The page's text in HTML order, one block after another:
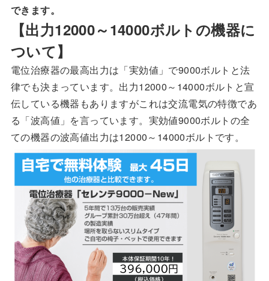
できます。
【出力12000～14000ボルトの機器に
ついて】
電位治療器の最高出力は「実効値」で9000ボルトと法
律でも決まっています。出力12000～14000ボルトと宣
伝している機器もありますがこれは交流電気の特徴であ
る「波高値」を言っています。実効値9000ボルトの全
ての機器の波高値出力は12000～14000ボルトです。